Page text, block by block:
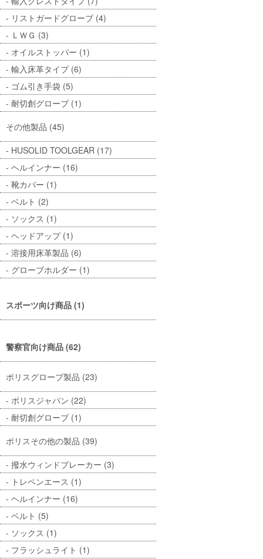
リストガードグローブ (4)
ＬＷＧ (3)
オイルストッパー (1)
輸入床革タイプ (6)
ゴム引き手袋 (5)
耐切創グローブ (1)
その他製品 (45)
HUSOLID TOOLGEAR (17)
ヘルインナー (16)
靴カバー (1)
ベルト (2)
ソックス (1)
ヘッドアップ (1)
溶接用床革製品 (6)
グローブホルダー (1)
スポーツ向け商品 (1)
警察官向け商品 (62)
ポリスグローブ製品 (23)
ポリスジャパン (22)
耐切創グローブ (1)
ポリスその他の製品 (39)
撥水ウィンドブレーカー (3)
トレペンエース (1)
ヘルインナー (16)
ベルト (5)
ソックス (1)
フラッシュライト (1)